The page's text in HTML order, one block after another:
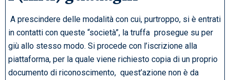
A prescindere delle modalità con cui, purtroppo, si è entrati
in contatti con queste “società”, la truffa prosegue su per
giù allo stesso modo. Si procede con l’iscrizione alla
piattaforma, per la quale viene richiesto copia di un proprio
documento di riconoscimento, quest’azione non è da